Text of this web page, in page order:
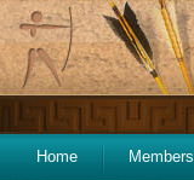
Home Members